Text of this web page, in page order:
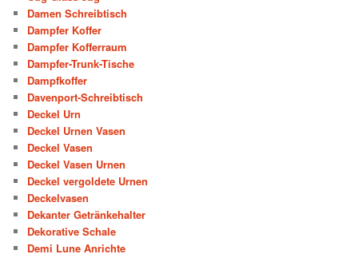
Damen Schreibtisch
Dampfer Koffer
Dampfer Kofferraum
Dampfer-Trunk-Tische
Dampfkoffer
Davenport-Schreibtisch
Deckel Urn
Deckel Urnen Vasen
Deckel Vasen
Deckel Vasen Urnen
Deckel vergoldete Urnen
Deckelvasen
Dekanter Getränkehalter
Dekorative Schale
Demi Lune Anrichte